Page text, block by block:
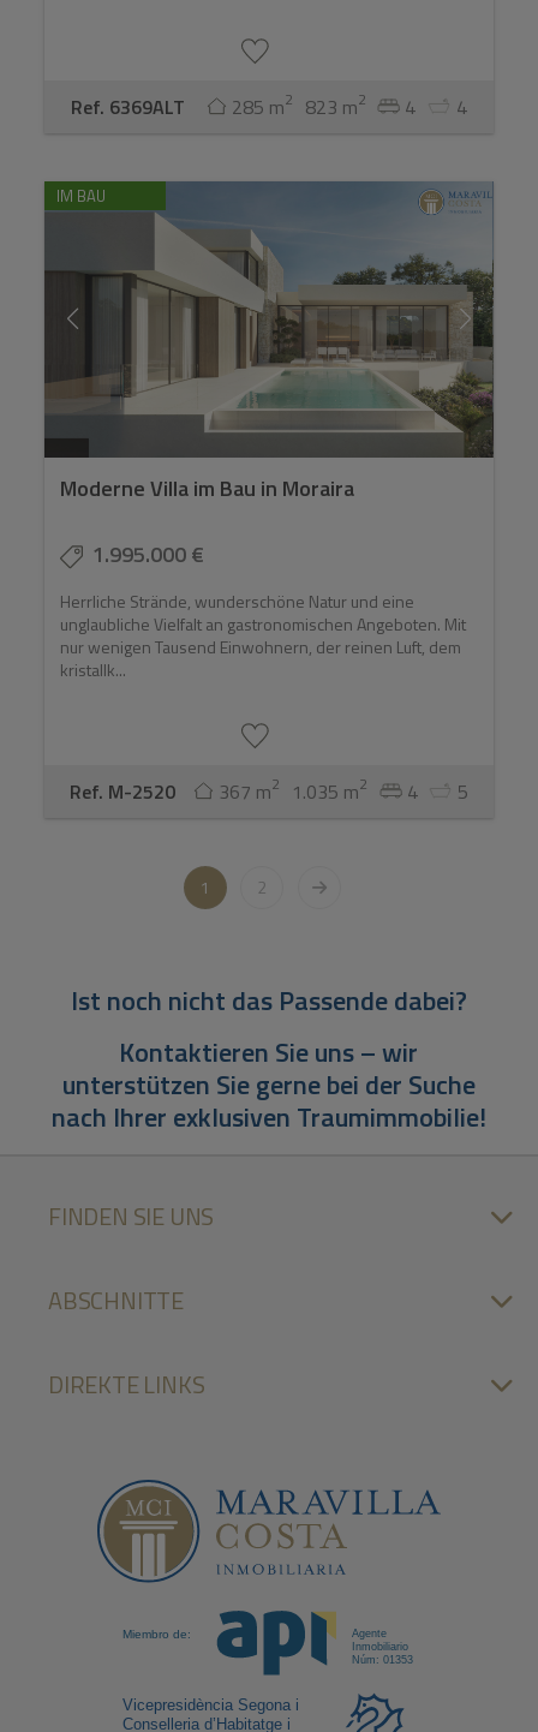
Ref. 6369ALT 285 m2 823 m2 4 4
IM BAU
Moderne Villa im Bau in Moraira
1.995.000 €
Herrliche Strände, wunderschöne Natur und eine
unglaubliche Vielfalt an gastronomischen Angeboten. Mit
nur wenigen Tausend Einwohnern, der reinen Luft, dem
kristallk...
Ref. M-2520 367 m2 1.035 m2 4 5
1 2
Ist noch nicht das Passende dabei?
Kontaktieren Sie uns – wir
unterstützen Sie gerne bei der Suche
nach Ihrer exklusiven Traumimmobilie!
FINDEN SIE UNS
ABSCHNITTE
DIREKTE LINKS